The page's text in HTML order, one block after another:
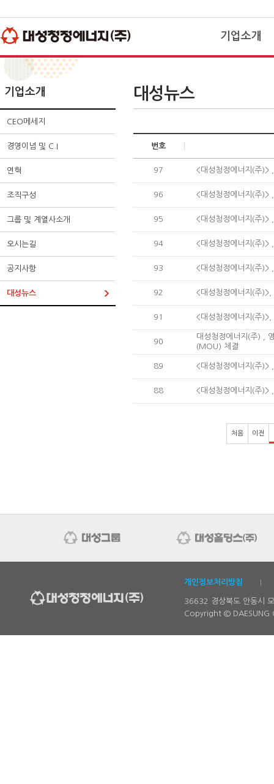
뉴
바
로
가
드
메
뉴
바
가
바
로
가
기
기업소개
연혁
오시는길
대성뉴스
기업소개
CEO메세지
경영이념 및 C.I
연혁
조직구성
그룹 및 계열사소개
오시는길
공지사항
대성뉴스
대성뉴스
번호
97 <대성청정에너지(주)>
96 <대성청정에너지(주)>
95 <대성청정에너지(주)>
94 <대성청정에너지(주)>
93 <대성청정에너지(주)>
92 <대성청정에너지(주
91 <대성청정에너지(주
90
대성청정에너지(주) ,
(MOU) 체결
89 <대성청정에너지(주)>
88 <대성청정에너지(주)>
처음 이전
개인정보처리방침
36632 경상북도 안동시
Copyright © DAESUNG